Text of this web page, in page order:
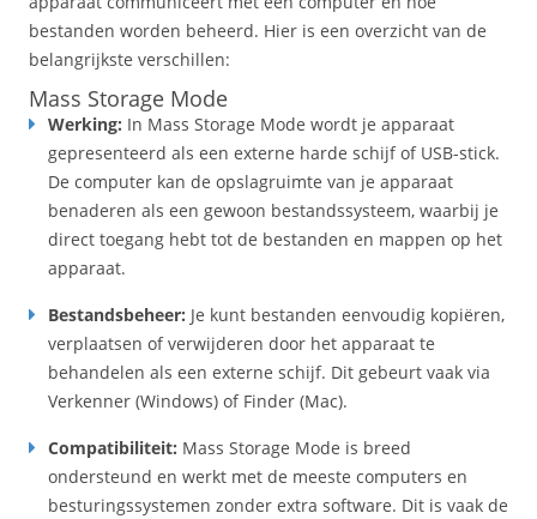
bestanden worden beheerd. Hier is een overzicht van de
belangrijkste verschillen:
Mass Storage Mode
Werking: In Mass Storage Mode wordt je apparaat
gepresenteerd als een externe harde schijf of USB-stick.
De computer kan de opslagruimte van je apparaat
benaderen als een gewoon bestandssysteem, waarbij je
direct toegang hebt tot de bestanden en mappen op het
apparaat.
Bestandsbeheer: Je kunt bestanden eenvoudig kopiëren,
verplaatsen of verwijderen door het apparaat te
behandelen als een externe schijf. Dit gebeurt vaak via
Verkenner (Windows) of Finder (Mac).
Compatibiliteit: Mass Storage Mode is breed
ondersteund en werkt met de meeste computers en
besturingssystemen zonder extra software. Dit is vaak de